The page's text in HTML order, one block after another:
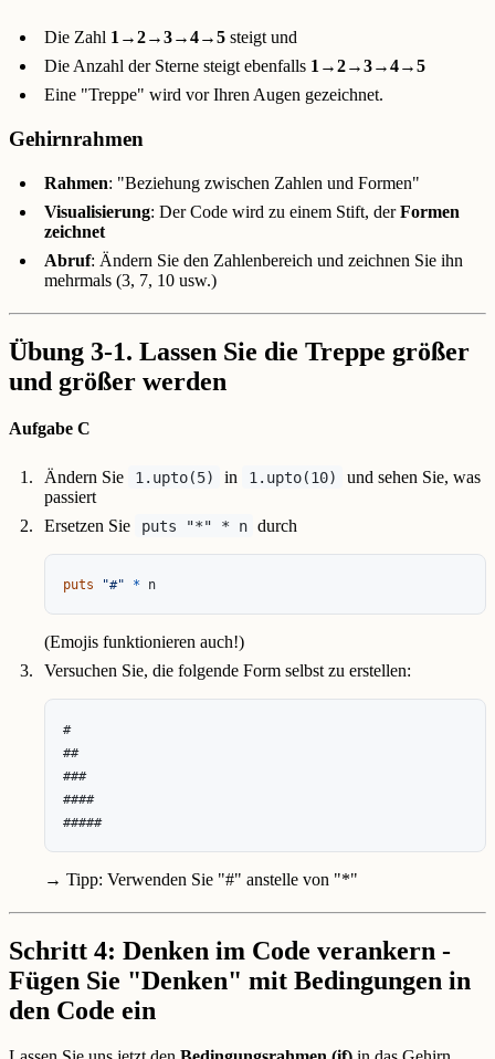
Die Zahl 1→2→3→4→5 steigt und
Die Anzahl der Sterne steigt ebenfalls 1→2→3→4→5
Eine "Treppe" wird vor Ihren Augen gezeichnet.
Gehirnrahmen
Rahmen: "Beziehung zwischen Zahlen und Formen"
Visualisierung: Der Code wird zu einem Stift, derFormen
zeichnet
Abruf: Ändern Sie den Zahlenbereich und zeichnen Sie ihn
mehrmals (3, 7, 10 usw.)
Übung 3-1. Lassen Sie die Treppe größer
und größer werden
Aufgabe C
Ändern Sie 1.upto(5) in 1.upto(10)
und sehen Sie, was
passiert
Ersetzen Sie
puts "*" * n durch
puts "#" * n
(Emojis funktionieren auch!)
Versuchen Sie, die folgende Form selbst zu erstellen:
#
##
###
####
→ Tipp: Verwenden Sie "#" anstelle von "*"
Schritt 4: Denken im Code verankern -
Fügen Sie "Denken" mit Bedingungen in
den Code ein